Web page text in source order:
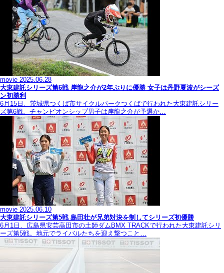
movie 2025.06.28
大東建託シリーズ第6戦 岸龍之介が2年ぶりに優勝 女子は丹野夏波がシーズ
ン初勝利
6月15日、茨城県つくば市サイクルパークつくばで行われた大東建託シリー
ズ第6戦。チャンピオンシップ男子は岸龍之介が予選か…
movie 2025.06.10
大東建託シリーズ第5戦 島田壮が兄弟対決を制してシリーズ初優勝
6月1日、広島県安芸高田市の土師ダムBMX TRACKで行われた大東建託シリ
ーズ第5戦。地元でライバルたちを迎え撃つこと…